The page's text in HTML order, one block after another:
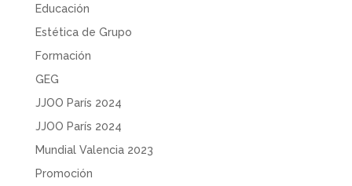
Educación
Estética de Grupo
Formación
GEG
JJOO París 2024
JJOO París 2024
Mundial Valencia 2023
Promoción